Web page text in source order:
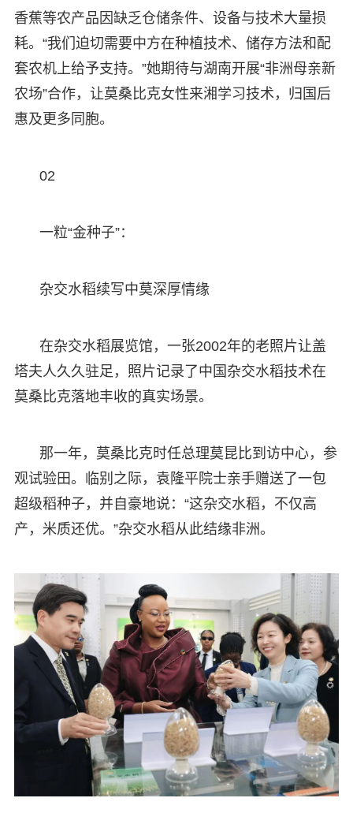
香蕉等农产品因缺乏仓储条件、设备与技术大量损
耗。“我们迫切需要中方在种植技术、储存方法和配
套农机上给予支持。”她期待与湖南开展“非洲母亲新
农场”合作，让莫桑比克女性来湘学习技术，归国后
惠及更多同胞。
02
一粒“金种子”：
杂交水稻续写中莫深厚情缘
在杂交水稻展览馆，一张2002年的老照片让盖
塔夫人久久驻足，照片记录了中国杂交水稻技术在
莫桑比克落地丰收的真实场景。
那一年，莫桑比克时任总理莫昆比到访中心，参
观试验田。临别之际，袁隆平院士亲手赠送了一包
超级稻种子，并自豪地说：“这杂交水稻，不仅高
产，米质还优。”杂交水稻从此结缘非洲。